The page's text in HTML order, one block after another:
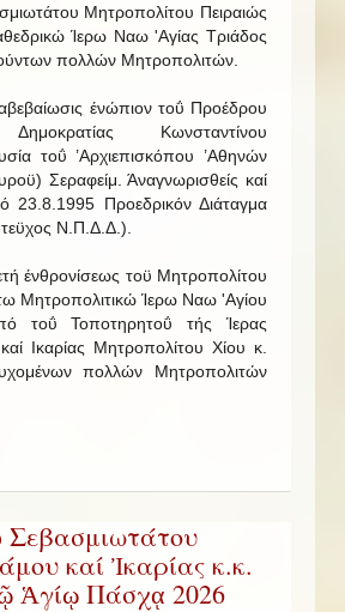
Μητροπολίτου Πειραιώς
Ίερω Ναω 'Αγίας Τριάδος
πολλών Μητροπολιτών.
ένώπιον τοΰ Προέδρου
Κωνσταντίνου
τοΰ ’Αρχιεπισκόπου ’Αθηνών
Σεραφείμ. Άναγνωρισθείς καί
23.8.1995 Προεδρικόν Διάταγμα
Ν.Π.Δ.Δ.).
τοϋ Μητροπολίτου
Μητροπολιτικώ Ίερω Ναω 'Αγίου
τοΰ Τοποτηρητοΰ τής Ίερας
Ικαρίας Μητροπολίτου Χίου κ.
πολλών Μητροπολιτών
καί Ἰκαρίας κ.κ.
Ἁγίῳ Πάσχᾳ 2026